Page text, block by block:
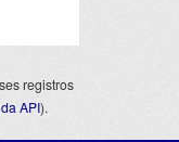
registros
API).